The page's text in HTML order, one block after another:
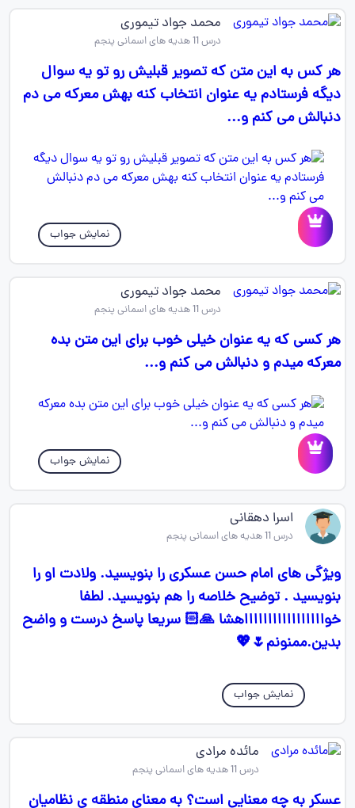
محمد جواد تیموری
درس 11 هدیه های اسمانی پنجم
هر کس به این متن که تصویر قبلیش رو تو یه سوال
دیگه فرستادم یه عنوان انتخاب کنه بهش معرکه می دم
دنبالش می کنم و...
نمایش جواب
محمد جواد تیموری
درس 11 هدیه های اسمانی پنجم
هر کسی که یه عنوان خیلی خوب برای این متن بده
معرکه میدم و دنبالش می کنم و...
نمایش جواب
اسرا دهقانی
درس 11 هدیه های اسمانی پنجم
ویژگی های امام حسن عسکری را بنویسید. ولادت او را
بنویسید ‌. توضیح خلاصه را هم بنویسید. لطفا
خواااااااااااااااااهشا 🙏🏻 سریعا پاسخ درست و واضح
بدین.ممنونم🌷💖
نمایش جواب
مائده مرادی
درس 11 هدیه های اسمانی پنجم
عسکر به چه معنایی است؟ به معنای منطقه ی نظامیان